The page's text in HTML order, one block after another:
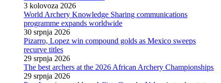
3 kolovoza 2026
World Archery Knowledge Sharing communications
programme expands worldwide
30 srpnja 2026
Pizarro, Lopez win compound golds as Mexico sweeps
recurve titles
29 srpnja 2026
The best archers at the 2026 African Archery Championships
29 srpnja 2026